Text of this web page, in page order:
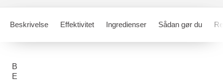
Beskrivelse Effektivitet Ingredienser Sådan gør du
B
E